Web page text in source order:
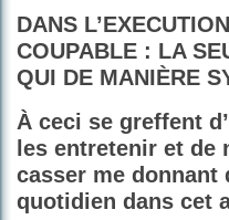
DANS
COUPABLE : LA
QUI DE MANIÈRE
À ceci se greffent
les entretenir et de
casser me donnant
quotidien dans cet